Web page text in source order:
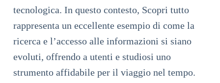
tecnologica. In questo contesto, Scopri tutto
rappresenta un eccellente esempio di come la
ricerca e l’accesso alle informazioni si siano
evoluti, offrendo a utenti e studiosi uno
strumento affidabile per il viaggio nel tempo.